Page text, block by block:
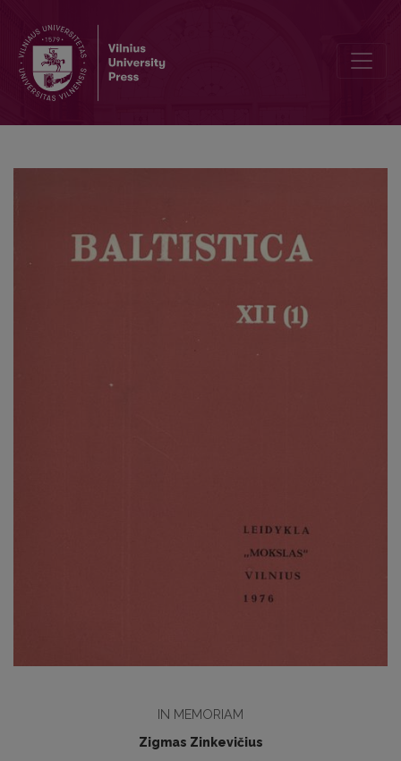
IN MEMORIAM
Zigmas Zinkevičius